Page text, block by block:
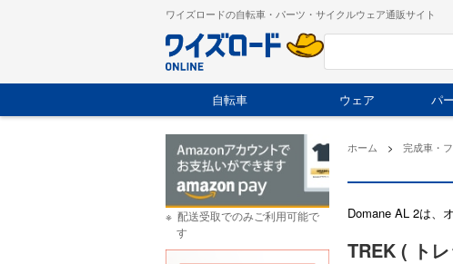
ワイズロードの自転車・パーツ・サイクルウェア通販サイト
自転車 ウェア パ
ホーム > 完成車・
Domane AL 2は、
TREK ( ト
配送受取でのみご利用可能で
す